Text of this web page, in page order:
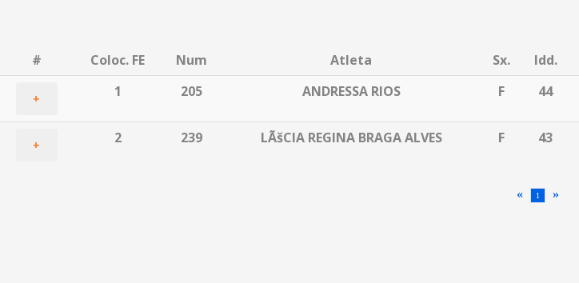
# Coloc. FE Num Atleta Sx. Idd.
+ 1 205 ANDRESSA RIOS F 44
+ 2 239 LÃšCIA REGINA BRAGA ALVES F 43
« 1 »